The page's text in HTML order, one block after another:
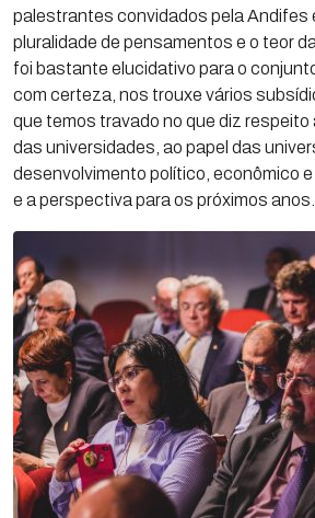
palestrantes convidados pela Andifes
pluralidade de pensamentos e o teor
foi bastante elucidativo para o
com certeza, nos trouxe vários
que temos travado no que diz
das universidades, ao papel das
desenvolvimento político, econômico
e a perspectiva para os próximos anos.